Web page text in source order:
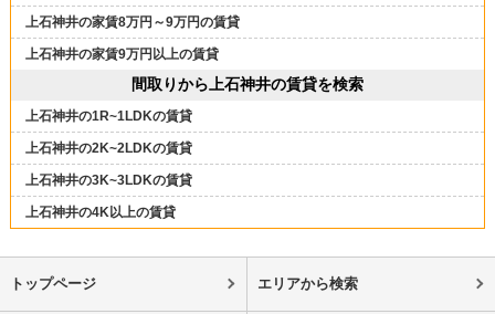
上石神井の家賃8万円～9万円の賃貸
上石神井の家賃9万円以上の賃貸
間取りから上石神井の賃貸を検索
上石神井の1R~1LDKの賃貸
上石神井の2K~2LDKの賃貸
上石神井の3K~3LDKの賃貸
上石神井の4K以上の賃貸
トップページ エリアから検索